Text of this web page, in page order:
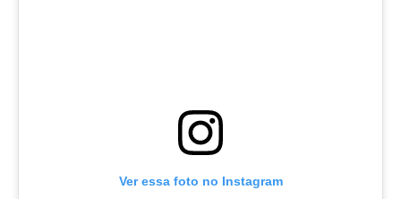
Ver essa foto no Instagram